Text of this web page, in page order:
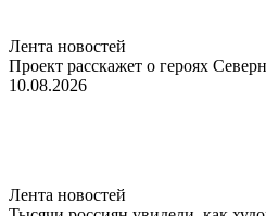
Лента новостей
Проект расскажет о героях
10.08.2026
Лента новостей